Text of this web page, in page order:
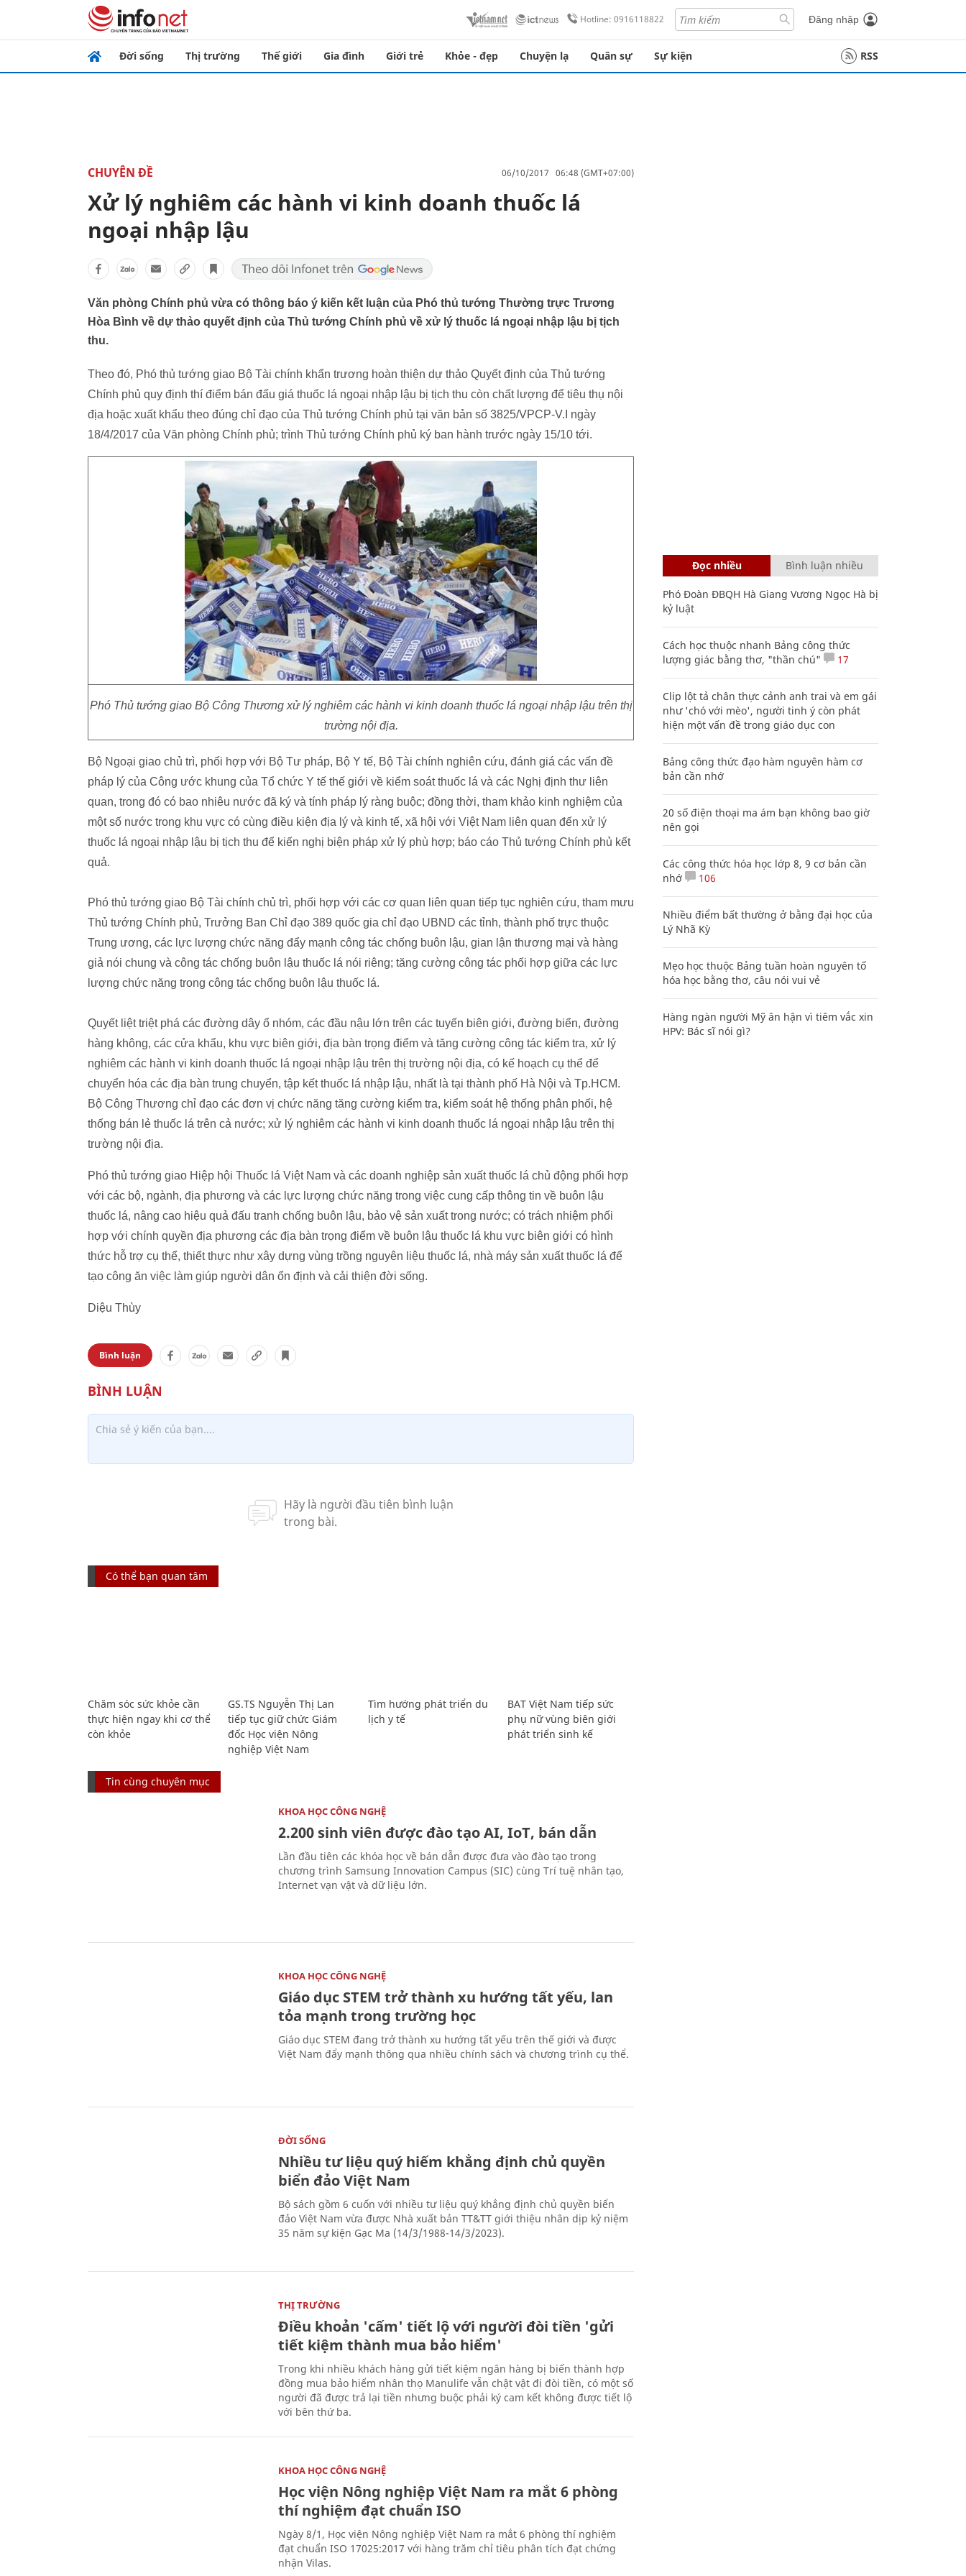
Hotline: 0916118822 Đăng nhập
Đời sống Thị trường Thế giới Gia đình Giới trẻ Khỏe - đẹp Chuyện lạ Quân sự Sự kiện RSS
CHUYÊN ĐỀ 06/10/2017 06:48 (GMT+07:00)
Xử lý nghiêm các hành vi kinh doanh thuốc lá
ngoại nhập lậu
Văn phòng Chính phủ vừa có thông báo ý kiến kết luận của Phó thủ tướng Thường trực Trương
Hòa Bình về dự thảo quyết định của Thủ tướng Chính phủ về xử lý thuốc lá ngoại nhập lậu bị tịch
thu.
Theo đó, Phó thủ tướng giao Bộ Tài chính khẩn trương hoàn thiện dự thảo Quyết định của Thủ tướng
Chính phủ quy định thí điểm bán đấu giá thuốc lá ngoại nhập lậu bị tịch thu còn chất lượng để tiêu thụ nội
địa hoặc xuất khẩu theo đúng chỉ đạo của Thủ tướng Chính phủ tại văn bản số 3825/VPCP-V.I ngày
18/4/2017 của Văn phòng Chính phủ; trình Thủ tướng Chính phủ ký ban hành trước ngày 15/10 tới.
Phó Thủ tướng giao Bộ Công Thương xử lý nghiêm các hành vi kinh doanh thuốc lá ngoại nhập lậu trên thị
trường nội địa.
Bộ Ngoại giao chủ trì, phối hợp với Bộ Tư pháp, Bộ Y tế, Bộ Tài chính nghiên cứu, đánh giá các vấn đề
pháp lý của Công ước khung của Tổ chức Y tế thế giới về kiểm soát thuốc lá và các Nghị định thư liên
quan, trong đó có bao nhiêu nước đã ký và tính pháp lý ràng buộc; đồng thời, tham khảo kinh nghiệm của
một số nước trong khu vực có cùng điều kiện địa lý và kinh tế, xã hội với Việt Nam liên quan đến xử lý
thuốc lá ngoại nhập lậu bị tịch thu để kiến nghị biện pháp xử lý phù hợp; báo cáo Thủ tướng Chính phủ kết
quả.
Phó thủ tướng giao Bộ Tài chính chủ trì, phối hợp với các cơ quan liên quan tiếp tục nghiên cứu, tham mưu
Thủ tướng Chính phủ, Trưởng Ban Chỉ đạo 389 quốc gia chỉ đạo UBND các tỉnh, thành phố trực thuộc
Trung ương, các lực lượng chức năng đẩy mạnh công tác chống buôn lậu, gian lận thương mại và hàng
giả nói chung và công tác chống buôn lậu thuốc lá nói riêng; tăng cường công tác phối hợp giữa các lực
lượng chức năng trong công tác chống buôn lậu thuốc lá.
Quyết liệt triệt phá các đường dây ổ nhóm, các đầu nậu lớn trên các tuyến biên giới, đường biển, đường
hàng không, các cửa khẩu, khu vực biên giới, địa bàn trọng điểm và tăng cường công tác kiểm tra, xử lý
nghiêm các hành vi kinh doanh thuốc lá ngoại nhập lậu trên thị trường nội địa, có kế hoạch cụ thể để
chuyển hóa các địa bàn trung chuyển, tập kết thuốc lá nhập lậu, nhất là tại thành phố Hà Nội và Tp.HCM.
Bộ Công Thương chỉ đạo các đơn vị chức năng tăng cường kiểm tra, kiểm soát hệ thống phân phối, hệ
thống bán lẻ thuốc lá trên cả nước; xử lý nghiêm các hành vi kinh doanh thuốc lá ngoại nhập lậu trên thị
trường nội địa.
Phó thủ tướng giao Hiệp hội Thuốc lá Việt Nam và các doanh nghiệp sản xuất thuốc lá chủ động phối hợp
với các bộ, ngành, địa phương và các lực lượng chức năng trong việc cung cấp thông tin về buôn lậu
thuốc lá, nâng cao hiệu quả đấu tranh chống buôn lậu, bảo vệ sản xuất trong nước; có trách nhiệm phối
hợp với chính quyền địa phương các địa bàn trọng điểm về buôn lậu thuốc lá khu vực biên giới có hình
thức hỗ trợ cụ thể, thiết thực như xây dựng vùng trồng nguyên liệu thuốc lá, nhà máy sản xuất thuốc lá để
tạo công ăn việc làm giúp người dân ổn định và cải thiện đời sống.
Diệu Thùy
Bình luận
Có thể bạn quan tâm
Chăm sóc sức khỏe cần
thực hiện ngay khi cơ thể
còn khỏe
GS.TS Nguyễn Thị Lan
tiếp tục giữ chức Giám
đốc Học viện Nông
nghiệp Việt Nam
Tìm hướng phát triển du
lịch y tế
BAT Việt Nam tiếp sức
phụ nữ vùng biên giới
phát triển sinh kế
Tin cùng chuyên mục
KHOA HỌC CÔNG NGHỆ
2.200 sinh viên được đào tạo AI, IoT, bán dẫn
Lần đầu tiên các khóa học về bán dẫn được đưa vào đào tạo trong
chương trình Samsung Innovation Campus (SIC) cùng Trí tuệ nhân tạo,
Internet vạn vật và dữ liệu lớn.
KHOA HỌC CÔNG NGHỆ
Giáo dục STEM trở thành xu hướng tất yếu, lan
tỏa mạnh trong trường học
Giáo dục STEM đang trở thành xu hướng tất yếu trên thế giới và được
Việt Nam đẩy mạnh thông qua nhiều chính sách và chương trình cụ thể.
ĐỜI SỐNG
Nhiều tư liệu quý hiếm khẳng định chủ quyền
biển đảo Việt Nam
Bộ sách gồm 6 cuốn với nhiều tư liệu quý khẳng định chủ quyền biển
đảo Việt Nam vừa được Nhà xuất bản TT&TT giới thiệu nhân dịp kỷ niệm
35 năm sự kiện Gạc Ma (14/3/1988-14/3/2023).
THỊ TRƯỜNG
Điều khoản 'cấm' tiết lộ với người đòi tiền 'gửi
tiết kiệm thành mua bảo hiểm'
Trong khi nhiều khách hàng gửi tiết kiệm ngân hàng bị biến thành hợp
đồng mua bảo hiểm nhân thọ Manulife vẫn chật vật đi đòi tiền, có một số
người đã được trả lại tiền nhưng buộc phải ký cam kết không được tiết lộ
với bên thứ ba.
KHOA HỌC CÔNG NGHỆ
Học viện Nông nghiệp Việt Nam ra mắt 6 phòng
thí nghiệm đạt chuẩn ISO
Ngày 8/1, Học viện Nông nghiệp Việt Nam ra mắt 6 phòng thí nghiệm
đạt chuẩn ISO 17025:2017 với hàng trăm chỉ tiêu phân tích đạt chứng
nhận Vilas.
Đọc nhiều Bình luận nhiều
Phó Đoàn ĐBQH Hà Giang Vương Ngọc Hà bị
kỷ luật
Cách học thuộc nhanh Bảng công thức
lượng giác bằng thơ, "thần chú"
17
Clip lột tả chân thực cảnh anh trai và em gái
như 'chó với mèo', người tinh ý còn phát
hiện một vấn đề trong giáo dục con
Bảng công thức đạo hàm nguyên hàm cơ
bản cần nhớ
20 số điện thoại ma ám bạn không bao giờ
nên gọi
Các công thức hóa học lớp 8, 9 cơ bản cần
nhớ
106
Nhiều điểm bất thường ở bằng đại học của
Lý Nhã Kỳ
Mẹo học thuộc Bảng tuần hoàn nguyên tố
hóa học bằng thơ, câu nói vui vẻ
Hàng ngàn người Mỹ ân hận vì tiêm vắc xin
HPV: Bác sĩ nói gì?